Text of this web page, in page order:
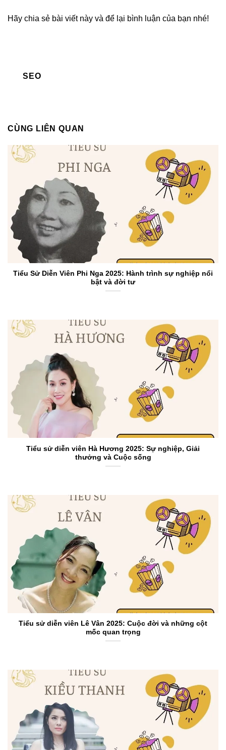
Hãy chia sẻ bài viết này và để lại bình luận của bạn nhé!
SEO
CÙNG LIÊN QUAN
Tiểu Sử Diễn Viên Phi Nga 2025: Hành trình sự nghiệp nổi
bật và đời tư
Tiểu sử diễn viên Hà Hương 2025: Sự nghiệp, Giải
thưởng và Cuộc sống
Tiểu sử diễn viên Lê Vân 2025: Cuộc đời và những cột
mốc quan trọng